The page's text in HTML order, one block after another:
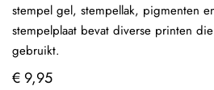
€ 9,95
stempel gel, stempellak, pigmenten
stempelplaat bevat diverse printen
gebruikt.